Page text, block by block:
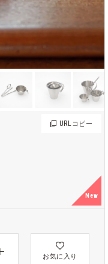
URL コピー
New
お気に入り